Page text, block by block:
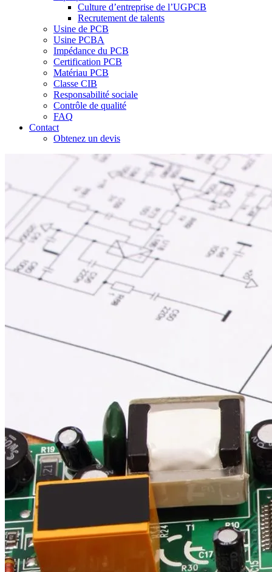
Culture d’entreprise de l’UGPCB
Recrutement de talents
Usine de PCB
Usine PCBA
Impédance du PCB
Certification PCB
Matériau PCB
Classe CIB
Responsabilité sociale
Contrôle de qualité
FAQ
Contact
Obtenez un devis